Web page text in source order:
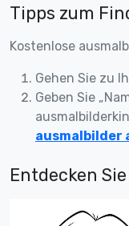
Tipps zum
Kostenlose
Gehen Sie zu
Geben Sie
ausmalbilder
Entdecken